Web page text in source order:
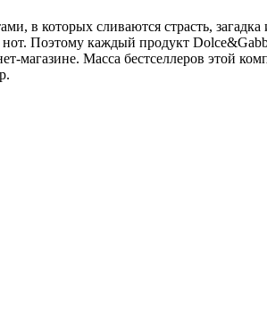
которых сливаются страсть,
Поэтому каждый продукт
магазине. Масса бестселлеров этой